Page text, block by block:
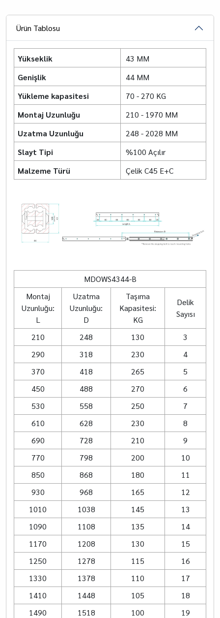
Ürün Tablosu
Yükseklik
43 MM
Genişlik
44 MM
Yükleme kapasitesi
70 - 270 KG
Montaj Uzunluğu
210 - 1970 MM
Uzatma Uzunluğu
248 - 2028 MM
Slayt Tipi
%100 Açılır
Malzeme Türü
Çelik C45 E+C
MDOWS4344-B
Montaj
Uzunluğu:
L
Uzatma
Uzunluğu:
D
Taşıma
Kapasitesi:
KG
Delik
Sayısı
210 248 130
3
290
318 230
4
370
418 265
5
450
488 270
6
530
558 250
7
610
628 230
8
690
728 210
9
770
798 200
10
850
868 180
11
930
968 165
12
1010
1038 145
13
1090
1108 135
14
1170
1208 130
15
1250
1278 115
16
1330
1378 110
17
1410
1448 105
18
1490
1518 100
19